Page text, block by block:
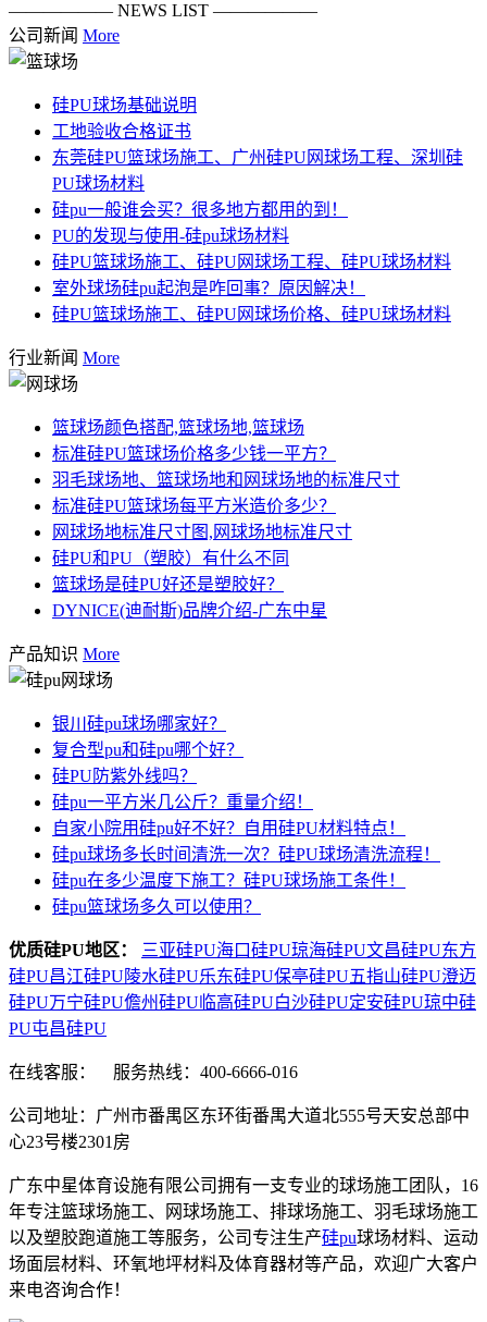
—————— NEWS LIST ——————
公司新闻 More
硅PU球场基础说明
工地验收合格证书
东莞硅PU篮球场施工、广州硅PU网球场工程、深圳硅
PU球场材料
硅pu一般谁会买？很多地方都用的到！
PU的发现与使用-硅pu球场材料
硅PU篮球场施工、硅PU网球场工程、硅PU球场材料
室外球场硅pu起泡是咋回事？原因解决！
硅PU篮球场施工、硅PU网球场价格、硅PU球场材料
行业新闻 More
篮球场颜色搭配,篮球场地,篮球场
标准硅PU篮球场价格多少钱一平方？
羽毛球场地、篮球场地和网球场地的标准尺寸
标准硅PU篮球场每平方米造价多少？
网球场地标准尺寸图,网球场地标准尺寸
硅PU和PU（塑胶）有什么不同
篮球场是硅PU好还是塑胶好？
DYNICE(迪耐斯)品牌介绍-广东中星
产品知识 More
银川硅pu球场哪家好？
复合型pu和硅pu哪个好？
硅PU防紫外线吗？
硅pu一平方米几公斤？重量介绍！
自家小院用硅pu好不好？自用硅PU材料特点！
硅pu球场多长时间清洗一次？硅PU球场清洗流程！
硅pu在多少温度下施工？硅PU球场施工条件！
硅pu篮球场多久可以使用？
优质硅PU地区： 三亚硅PU海口硅PU琼海硅PU文昌硅PU东方
硅PU昌江硅PU陵水硅PU乐东硅PU保亭硅PU五指山硅PU澄迈
硅PU万宁硅PU儋州硅PU 临高硅PU白沙硅PU定安硅PU琼中硅
PU屯昌硅PU
在线客服： 服务热线：400-6666-016
公司地址：广州市番禺区东环街番禺大道北555号天安总部中
心23号楼2301房
广东中星体育设施有限公司拥有一支专业的球场施工团队，16
年专注篮球场施工、网球场施工、排球场施工、羽毛球场施工
以及塑胶跑道施工等服务，公司专注生产硅pu球场材料、运动
场面层材料、环氧地坪材料及体育器材等产品，欢迎广大客户
来电咨询合作！